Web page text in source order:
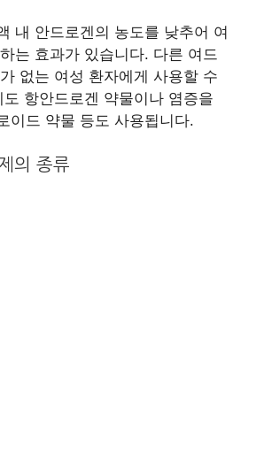
내 안드로겐의 농도를 낮추어 여
는 효과가 있습니다. 다른 여드
없는 여성 환자에게 사용할 수
항안드로겐 약물이나 염증을
이드 약물 등도 사용됩니다.
의 종류